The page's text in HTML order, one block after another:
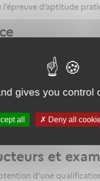
gives you control
all Deny all
d’aptitude
la délivrance d'une
IR/
la délivrance d'une
de la délivrance d'une
de qualification
et
d'une